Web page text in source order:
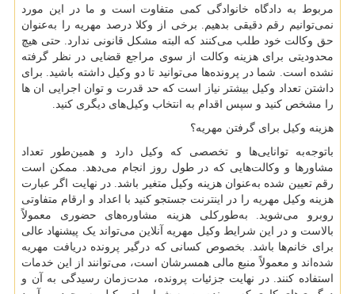
مربوط به دادگاه خانوادگی کمی متفاوت است و ما در این مورد
نمی‌توانیم رقم دقیقی بدهیم. برخی از وکلا درصد مهریه را به‌عنوان
حق وکالت خود طلب می‌کنند که البته مشکل قانونی ندارد. حتی هیچ
محدودیتی برای هزینه وکالت از سوی مراجع قضایی در نظر گرفته
نشده است. شما در پرونده‌ها می‌توانید تا دو وکیل داشته باشید. برای
داشتن تعداد وکیل بیشتر نیاز است که حد قدرت و توان اجرایی ان ها
را مشخص کنید و سپس اقدام به انتخاب وکیل‌های دیگری کنید.
هزینه وکیل برای گرفتن مهریه؟
باتوجه‌به توانایی‌ها و تخصصی که وکیل دارد و همین‌طور تعداد
مشاورها و وکالت‌هایی که در طول روز انجام می‌دهد. ممکن است
رقم تعیین شده به‌عنوان هزینه وکیل متغیر باشد. در نهایت اگر عبارت
هزینه وکیل مهریه را در اینترنت جستجو کنید با اعداد و ارقام متفاوتی
روبرو می‌شوید. به‌طورکلی هزینه مشاوره‌های حضوری معمولاً
بالاست و در این شرایط وکیل مهریه آنلاین می‌تواند یک پیشنهاد عالی
برای خانم‌ها باشد. بخصوص کسانی که درگیر پرونده دریافت مهریه
شده‌اند و معمولاً منبع مالی همسرشان است، می‌توانند از این خدمات
استفاده کنند. در نهایت جزئیات پرونده، مدت‌زمان رسیدگی به آن و